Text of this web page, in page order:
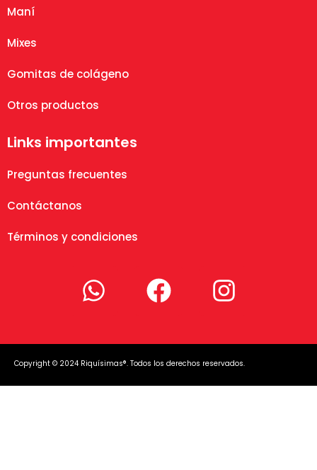
Maní
Mixes
Gomitas de colágeno
Otros productos
Links importantes
Preguntas frecuentes
Contáctanos
Términos y condiciones
Copyright © 2024 Riquísimas®. Todos los derechos reservados.